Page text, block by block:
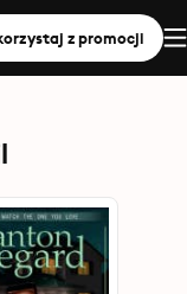
z promocji